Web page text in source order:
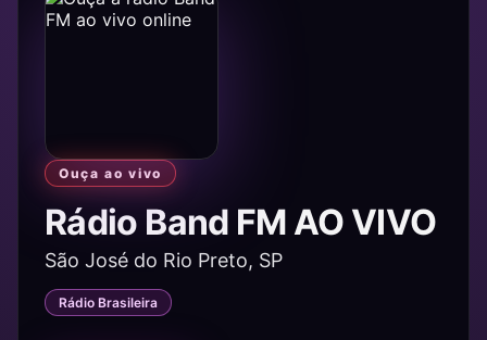
Ouça ao vivo
Rádio Band FM AO VIVO
São José do Rio Preto, SP
Rádio Brasileira